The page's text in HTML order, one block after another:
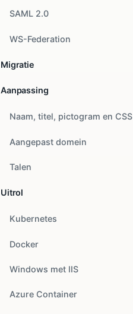
SAML 2.0
WS-Federation
Migratie
Aanpassing
Naam, titel, pictogram en CSS
Aangepast domein
Talen
Uitrol
Kubernetes
Docker
Windows met IIS
Azure Container